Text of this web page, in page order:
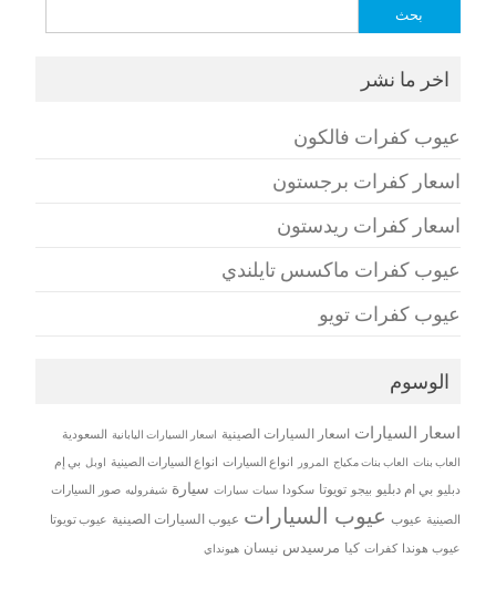
البحث
اخر ما نشر
عيوب كفرات فالكون
اسعار كفرات برجستون
اسعار كفرات ريدستون
عيوب كفرات ماكسس تايلندي
عيوب كفرات تويو
الوسوم
اسعار السيارات اسعار السيارات الصينية اسعار السيارات اليابانية السعودية
العاب بنات العاب بنات مكياج المرور انواع السيارات انواع السيارات الصينية اوبل بي إم
دبليو بي ام دبليو بيجو تويوتا سكودا سيات سيارات سيارة شيفروليه صور السيارات
الصينية عيوب عيوب السيارات عيوب السيارات الصينية عيوب تويوتا
عيوب هوندا كفرات كيا مرسيدس نيسان هيونداي